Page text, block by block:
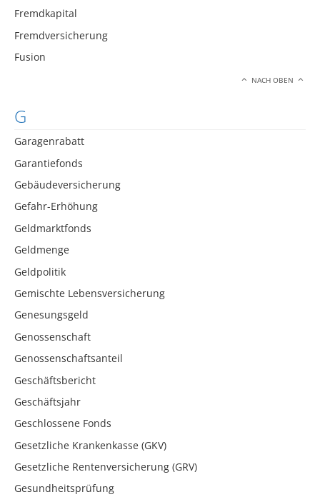
Fremdkapital
Fremdversicherung
Fusion
NACH OBEN
G
Garagenrabatt
Garantiefonds
Gebäudeversicherung
Gefahr-Erhöhung
Geldmarktfonds
Geldmenge
Geldpolitik
Gemischte Lebensversicherung
Genesungsgeld
Genossenschaft
Genossenschaftsanteil
Geschäftsbericht
Geschäftsjahr
Geschlossene Fonds
Gesetzliche Krankenkasse (GKV)
Gesetzliche Rentenversicherung (GRV)
Gesundheitsprüfung